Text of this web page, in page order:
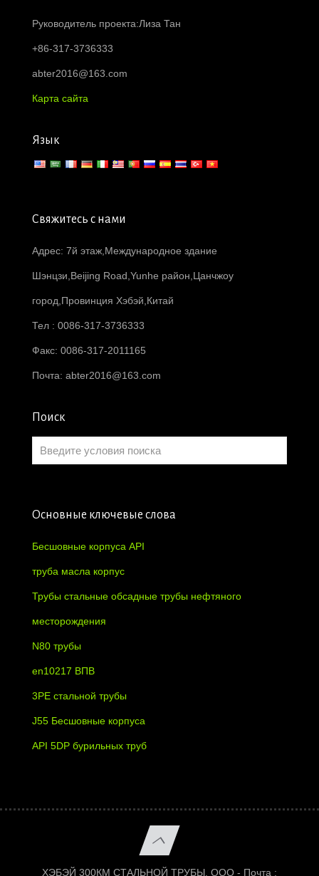
Руководитель проекта:Лиза Тан
+86-317-3736333
abter2016@163.com
Карта сайта
Язык
Свяжитесь с нами
Адрес: 7й этаж,Международное здание
Шэнцзи,Beijing Road,Yunhe район,Цанчжоу
город,Провинция Хэбэй,Китай
Тел : 0086-317-3736333
Факс: 0086-317-2011165
Почта: abter2016@163.com
Поиск
Основные ключевые слова
Бесшовные корпуса API
труба масла корпус
Трубы стальные обсадные трубы нефтяного
месторождения
N80 трубы
en10217 ВПВ
3PE стальной трубы
J55 Бесшовные корпуса
API 5DP бурильных труб
ХЭБЭЙ 300КМ СТАЛЬНОЙ ТРУБЫ, ООО - Почта :